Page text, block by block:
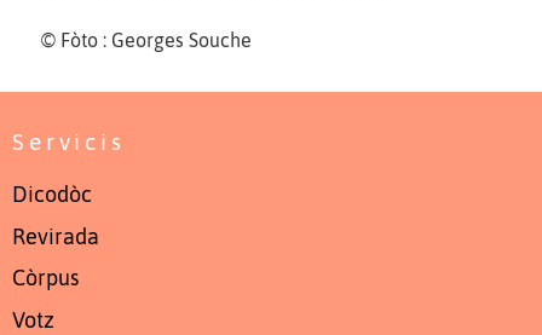
© Fòto : Georges Souche
Servicis
Dicodòc
Revirada
Còrpus
Votz